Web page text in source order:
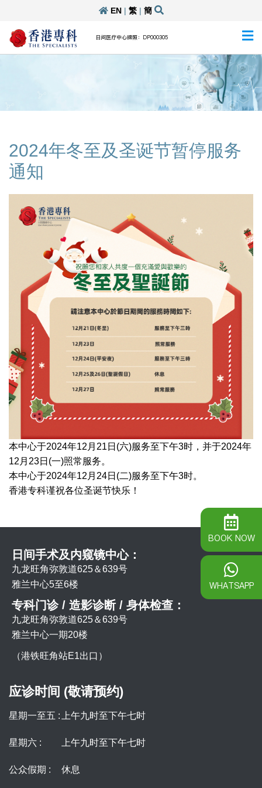
EN| 繁| 簡
日间医疗中心牌照：DP000305
2024年冬至及圣诞节暂停服务
通知
本中心于2024年12月21日(六)服务至下午3时，并于2024年
12月23日(一)照常服务。
本中心于2024年12月24日(二)服务至下午3时。
香港专科谨祝各位圣诞节快乐！
日间手术及内窥镜中心：
九龙旺角弥敦道625＆639号
雅兰中心5至6楼
专科门诊 / 造影诊断 / 身体检查：
九龙旺角弥敦道625＆639号
雅兰中心一期20楼
（港铁旺角站E1出口）
应诊时间 (敬请预约)
星期一至五 : 上午九时至下午七时
星期六 : 上午九时至下午七时
公众假期 : 休息
BOOK NOW
WHATSAPP